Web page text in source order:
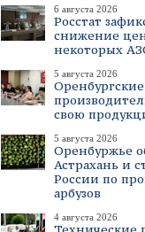
6 августа 2026
Росстат
снижение
некоторых
5 августа 2026
Оренбургские
свою
5 августа 2026
Оренбуржье
Астрахань и
России по
арбузов
4 августа 2026